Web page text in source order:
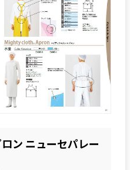
ン ニューセパレー